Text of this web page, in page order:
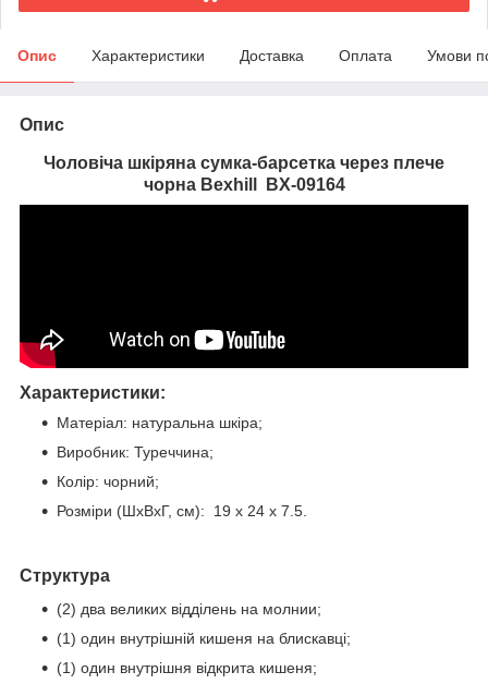
Опис Характеристики Доставка Оплата Умови
Опис
Чоловіча шкіряна сумка-барсетка через плече
чорна Bexhill
BX-09164
Характеристики:
Матеріал: натуральна шкіра;
Виробник: Туреччина;
Колір: чорний;
Розміри (ШхВхГ, см): 19 х 24 х 7.5.
Структура
(2) два великих відділень на молнии;
(1) один внутрішній кишеня на блискавці;
(1) один внутрішня відкрита кишеня;